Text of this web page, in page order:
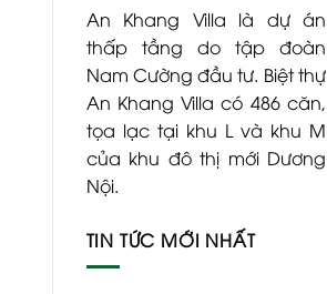
An Khang Villa là dự án
thấp tầng do tập đoàn
Nam Cường đầu tư. Biệt thự
An Khang Villa có 486 căn,
tọa lạc tại khu L và khu M
của khu đô thị mới Dương
Nội.
TIN TỨC MỚI NHẤT